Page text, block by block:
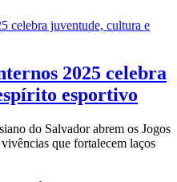
2025 celebra
esportivo
do Salvador abrem os Jogos
que fortalecem laços